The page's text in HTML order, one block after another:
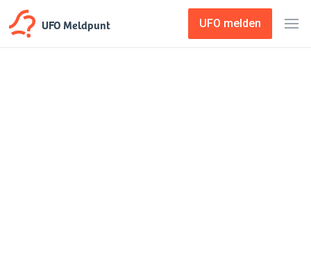
UFO Meldpunt UFO melden